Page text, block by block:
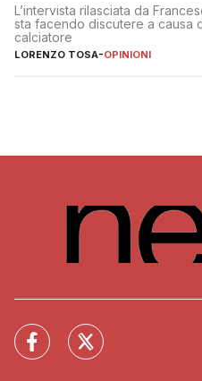
L’intervista rilasciata da
sta facendo discutere a causa
calciatore
LORENZO TOSA-OPINIONI